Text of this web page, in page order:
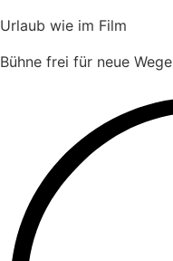
Urlaub wie im Film
Bühne frei für neue Wege